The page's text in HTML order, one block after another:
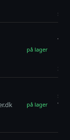
på lager
på lager